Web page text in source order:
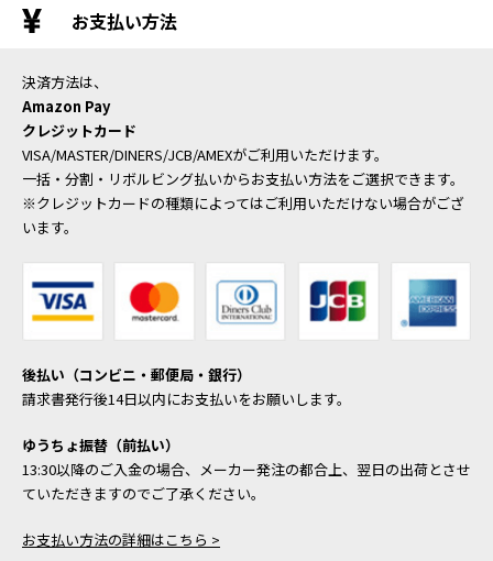
お支払い方法
決済方法は、
Amazon Pay
クレジットカード
VISA/MASTER/DINERS/JCB/AMEXがご利用いただけます。
一括・分割・リボルビング払いからお支払い方法をご選択できます。
※クレジットカードの種類によってはご利用いただけない場合がござ
います。
後払い（コンビニ・郵便局・銀行）
請求書発行後14日以内にお支払いをお願いします。
ゆうちょ振替（前払い）
13:30以降のご入金の場合、メーカー発注の都合上、翌日の出荷とさせ
ていただきますのでご了承ください。
お支払い方法の詳細はこちら >